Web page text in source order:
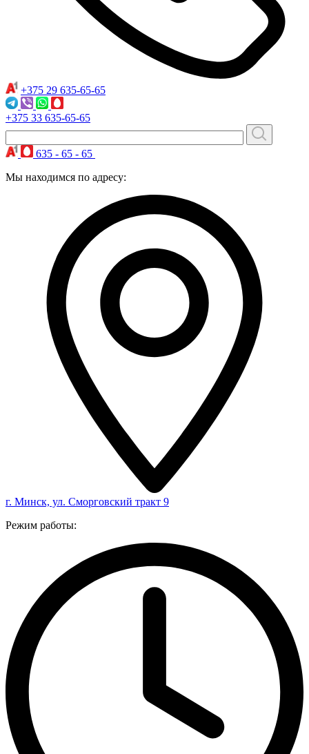
+375 29 635-65-65
+375 33 635-65-65
635 - 65 - 65
Мы находимся по адресу:
г. Минск, ул. Сморговский тракт 9
Режим работы: